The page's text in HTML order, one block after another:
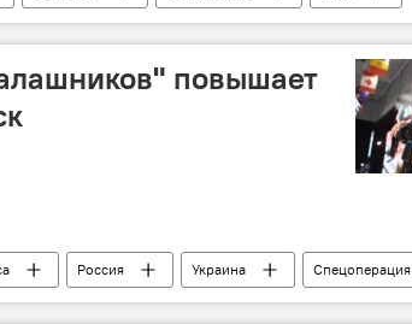
Экзамены ГЭЦ
школьная программа
повышает
Россия Украина
Спецоперация
Калашникова Стрельба
автомат